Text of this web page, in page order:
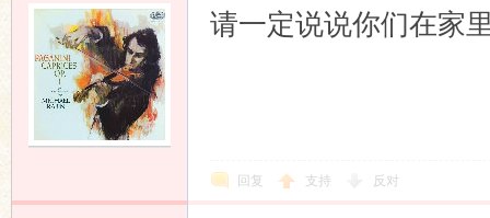
请一定说说你们在家
回复 支持 反对